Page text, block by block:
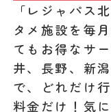
「レジャパス
タメ施設を毎
てもお得なサ
井、長野、新
で、どれだけ
料金だけ！気